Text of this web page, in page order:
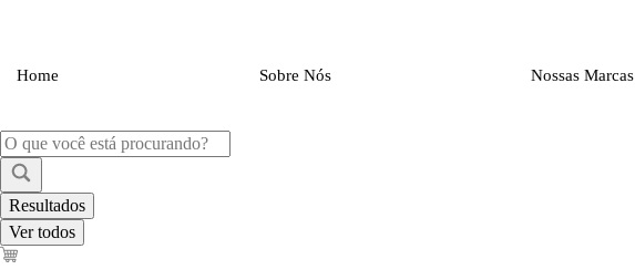
conteúdo
Home Sobre Nós Nossas Marcas
Pesquisar
...
Resultados
Ver todos